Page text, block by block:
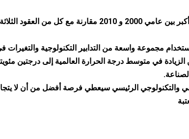
نمت الانبعاثات بسرعة أكبر بين عامي 2000 و 2010 مقارنة مع كل من العقود الثلاثة
مجموعة واسعة من التدابير التكنولوجية والتغيرات
في متوسط ​​درجة الحرارة العالمية إلى درجتين
والتكنولوجي الرئيسي سيعطي فرصة أفضل من أن لا